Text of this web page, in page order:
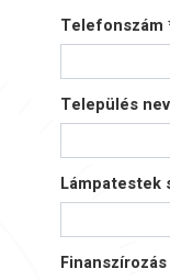
Telefonszám
Település
Lámpatestek